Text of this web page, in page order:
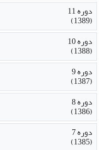
دوره 11
(1389)
دوره 10
(1388)
دوره 9
(1387)
دوره 8
(1386)
دوره 7
(1385)